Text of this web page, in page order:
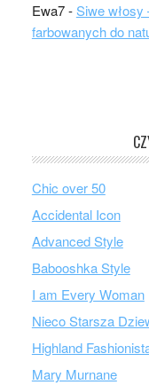
Ewa7-Siwe
farbowanych do
Chic over 50
Accidental Icon
Advanced Style
Babooshka Style
I am Every Woman
Nieco Starsza
Highland
Mary Murnane